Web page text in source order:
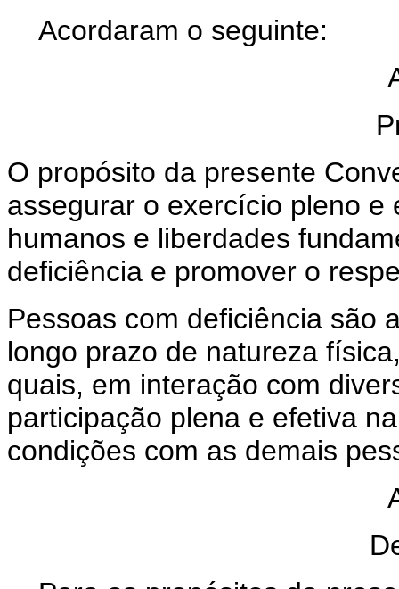
Acordaram o seguinte:
O propósito da presente
assegurar o exercício pleno
humanos e liberdades
deficiência e promover o
Pessoas com deficiência são
longo prazo de natureza
quais, em interação com
participação plena e efetiva
condições com as demais